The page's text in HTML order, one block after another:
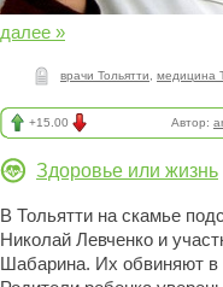
далее »
врачи Тольятти медицина
+15.00 Автор:
Здоровье или жизнь
В Тольятти на скамье
Николай Левченко и
Шабарина. Их обвиняют в